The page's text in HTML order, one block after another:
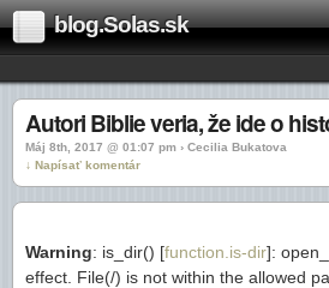
blog.Solas.sk
Autori Biblie veria, že ide o
Máj 8th, 2017 @ 01:07 pm › Cecilia Bukatova
↓ Napísať komentár
Warning: is_dir() [function.is-dir]:
effect. File(/) is not within the allowed